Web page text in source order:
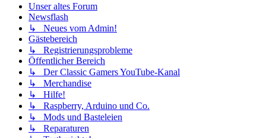
Unser altes Forum
Newsflash
↳ Neues vom Admin!
Gästebereich
↳ Registrierungsprobleme
Öffentlicher Bereich
↳ Der Classic Gamers YouTube-Kanal
↳ Merchandise
↳ Hilfe!
↳ Raspberry, Arduino und Co.
↳ Mods und Basteleien
↳ Reparaturen